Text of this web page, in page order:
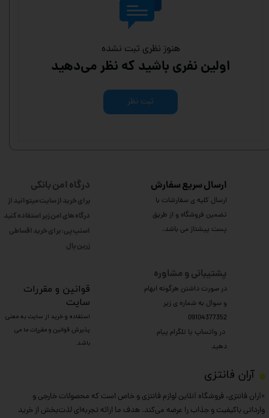
هنوز نظری ثبت نشده
اولین نفری باشید که نظر می‌دهید
ثبت نظر
ارسال سریع سفارش
ارسال کلیه ی سفارشات با
تضمین فروشگاه و از طریق
پست پیشتاز می باشد.
​آران فانتزی
«آران فانتزی، فروشگاه آنلاین لوازم فانتزی و خاص است که محصولات خارجی و
وارداتی باکیفیت و جذاب را عرضه می‌کند. هدف ما ارائه تجربه‌ای لذت‌بخش از خرید
درگاه امن بانکی
برای خرید از سایت میتوانید از
درگاه های امن زیر استفاده کنید
اسنپ پی: برای خرید اقساطی
​​​​​​​زرین پال
پشتیبانی و مشاوره
در صورت داشتن هرگونه ابهام
و سوال به شماره ی زیر
09104377352
​​​​​​​ در واتساپ یا تلگرام پیام
دهید
​قوانین و مقررات
سایت
استفاده و خرید از سایت به معنی
پذیرش قوانین و مقررات ما می
باشد.